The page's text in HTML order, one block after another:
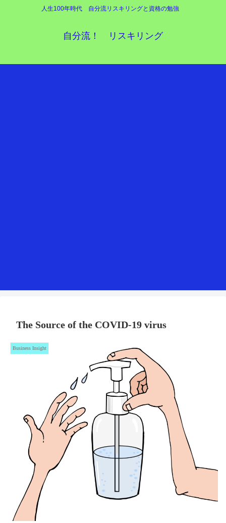
人生100年時代 自分流リスキリングと資格の勉強
自分流！ リスキリング
The Source of the COVID-19 virus
Business Insight